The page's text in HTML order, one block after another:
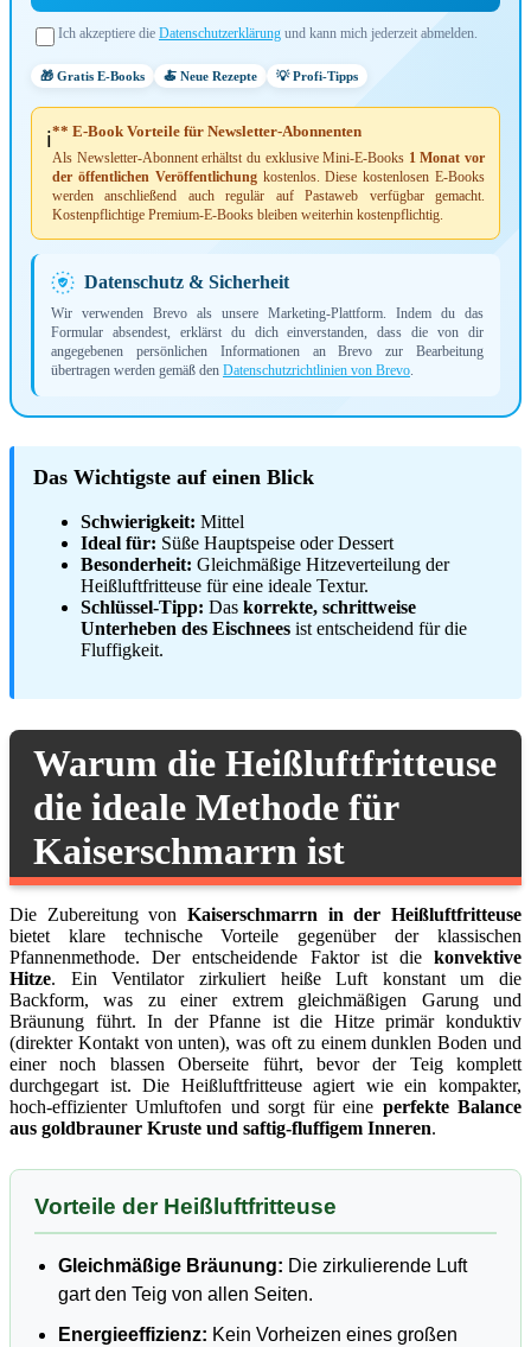
Ich akzeptiere die Datenschutzerklärung und kann mich jederzeit abmelden.
🎁 Gratis E-Books 🍝 Neue Rezepte 💡 Profi-Tipps
ℹ️** E-Book Vorteile für Newsletter-Abonnenten
Als Newsletter-Abonnent erhältst du exklusive Mini-E-Books 1 Monat vor
der öffentlichen Veröffentlichungkostenlos. Diese kostenlosen E-Books
werden anschließend auch regulär auf Pastaweb verfügbar gemacht.
Kostenpflichtige Premium-E-Books bleiben weiterhin kostenpflichtig.
Datenschutz & Sicherheit
Wir verwenden Brevo als unsere Marketing-Plattform. Indem du das
Formular absendest, erklärst du dich einverstanden, dass die von dir
angegebenen persönlichen Informationen an Brevo zur Bearbeitung
übertragen werden gemäß den Datenschutzrichtlinien von Brevo
Das Wichtigste auf einen Blick
Schwierigkeit: Mittel
Ideal für: Süße Hauptspeise oder Dessert
Besonderheit: Gleichmäßige Hitzeverteilung der
Heißluftfritteuse für eine ideale Textur.
Schlüssel-Tipp: Das korrekte, schrittweise
Unterheben des Eischnees ist entscheidend für die
Fluffigkeit.
Warum die Heißluftfritteuse
die ideale Methode für
Kaiserschmarrn ist
Die Zubereitung von Kaiserschmarrn in der Heißluftfritteuse
bietet klare technische Vorteile gegenüber der klassischen
Pfannenmethode. Der entscheidende Faktor ist die konvektive
Hitze. Ein Ventilator zirkuliert heiße Luft konstant um die
Backform, was zu einer extrem gleichmäßigen Garung und
Bräunung führt. In der Pfanne ist die Hitze primär konduktiv
(direkter Kontakt von unten), was oft zu einem dunklen Boden und
einer noch blassen Oberseite führt, bevor der Teig komplett
durchgegart ist. Die Heißluftfritteuse agiert wie ein kompakter,
hoch-effizienter Umluftofen und sorgt für eine perfekte Balance
aus goldbrauner Kruste und saftig-fluffigem Inneren.
Vorteile der Heißluftfritteuse
Gleichmäßige Bräunung: Die zirkulierende Luft
gart den Teig von allen Seiten.
Energieeffizienz: Kein Vorheizen eines großen